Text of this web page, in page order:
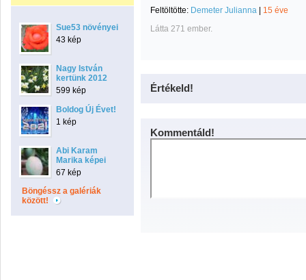
Sue53 növényei
43 kép
Nagy István
kertünk 2012
599 kép
Boldog Új Évet!
1 kép
Abi Karam
Marika képei
67 kép
Böngéssz a galériák
között!
Feltöltötte: Demeter Julianna
15 éve
Látta 271 ember.
Értékeld!
Kommentáld!